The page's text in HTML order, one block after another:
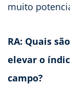
muito
RA: Quais
elevar o
campo?